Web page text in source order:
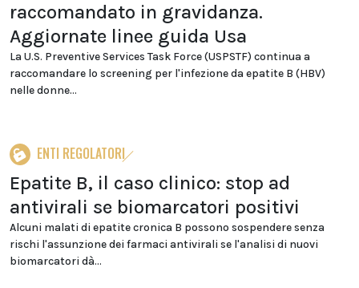
raccomandato in gravidanza.
Aggiornate linee guida Usa
La U.S. Preventive Services Task Force (USPSTF) continua a
raccomandare lo screening per l'infezione da epatite B (HBV)
nelle donne...
ENTI REGOLATORI
Epatite B, il caso clinico: stop ad
antivirali se biomarcatori positivi
Alcuni malati di epatite cronica B possono sospendere senza
rischi l'assunzione dei farmaci antivirali se l'analisi di nuovi
biomarcatori dà...